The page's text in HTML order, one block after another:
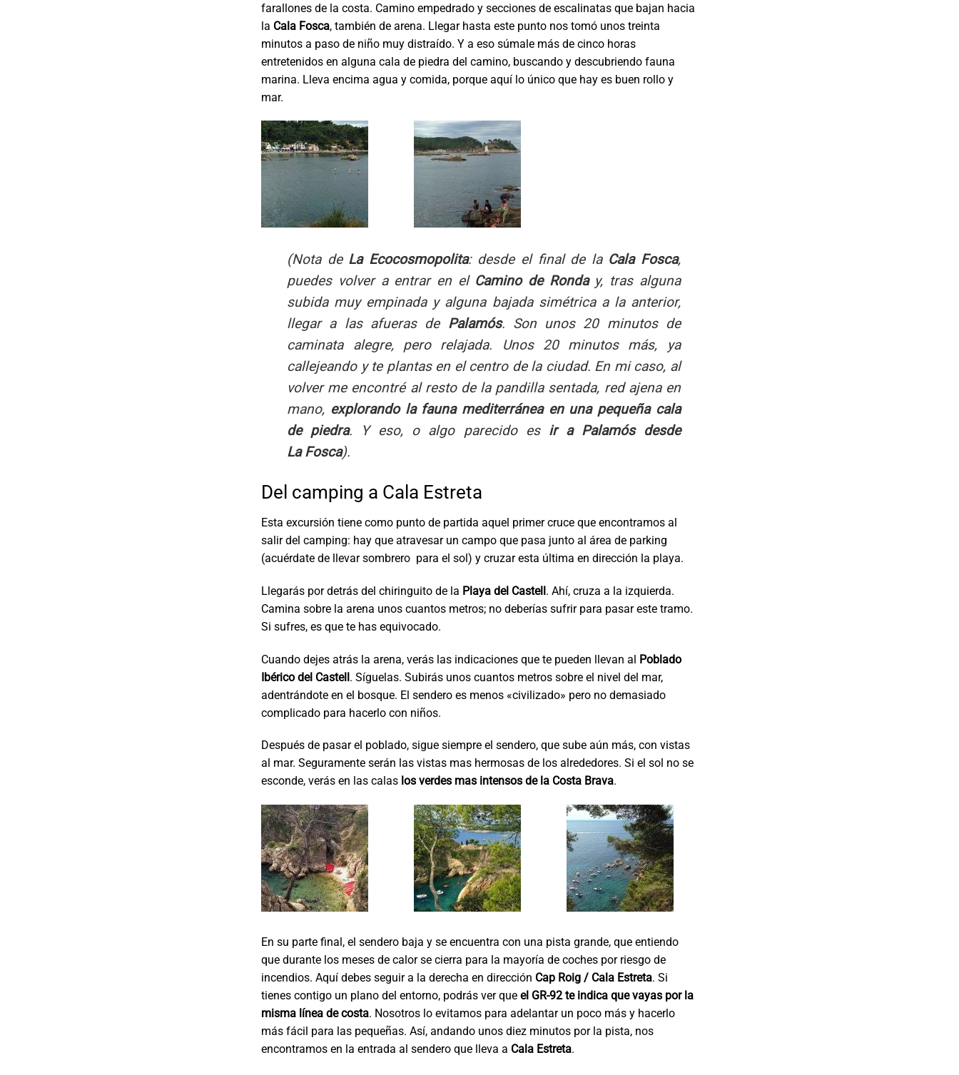
farallones de la costa. Camino empedrado y secciones de escalinatas que bajan hacia
la Cala Fosca, también de arena. Llegar hasta este punto nos tomó unos treinta
minutos a paso de niño muy distraído. Y a eso súmale más de cinco horas
entretenidos en alguna cala de piedra del camino, buscando y descubriendo fauna
marina. Lleva encima agua y comida, porque aquí lo único que hay es buen rollo y
mar.
(Nota de La Ecocosmopolita: desde el final de la Cala Fosca,
puedes volver a entrar en el Camino de Ronday, tras alguna
subida muy empinada y alguna bajada simétrica a la anterior,
llegar a las afueras de Palamós. Son unos 20 minutos de
caminata alegre, pero relajada. Unos 20 minutos más, ya
callejeando y te plantas en el centro de la ciudad. En mi caso, al
volver me encontré al resto de la pandilla sentada, red ajena en
mano, explorando la fauna mediterránea en una pequeña cala
de piedra. Y eso, o algo parecido es ir a Palamós desde
La Fosca).
Del camping a Cala Estreta
Esta excursión tiene como punto de partida aquel primer cruce que encontramos al
salir del camping: hay que atravesar un campo que pasa junto al área de parking
(acuérdate de llevar sombrero para el sol) y cruzar esta última en dirección la playa.
Llegarás por detrás del chiringuito de la Playa del Castell. Ahí, cruza a la izquierda.
Camina sobre la arena unos cuantos metros; no deberías sufrir para pasar este tramo.
Si sufres, es que te has equivocado.
Cuando dejes atrás la arena, verás las indicaciones que te pueden llevan al Poblado
Ibérico del Castell. Síguelas. Subirás unos cuantos metros sobre el nivel del mar,
adentrándote en el bosque. El sendero es menos «civilizado» pero no demasiado
complicado para hacerlo con niños.
Después de pasar el poblado, sigue siempre el sendero, que sube aún más, con vistas
al mar. Seguramente serán las vistas mas hermosas de los alrededores. Si el sol no se
esconde, verás en las calas los verdes mas intensos de la Costa Brava.
En su parte final, el sendero baja y se encuentra con una pista grande, que entiendo
que durante los meses de calor se cierra para la mayoría de coches por riesgo de
incendios. Aquí debes seguir a la derecha en dirección Cap Roig / Cala Estreta. Si
tienes contigo un plano del entorno, podrás ver queel GR-92 te indica que vayas por la
misma línea de costa. Nosotros lo evitamos para adelantar un poco más y hacerlo
más fácil para las pequeñas. Así, andando unos diez minutos por la pista, nos
encontramos en la entrada al sendero que lleva a Cala Estreta.